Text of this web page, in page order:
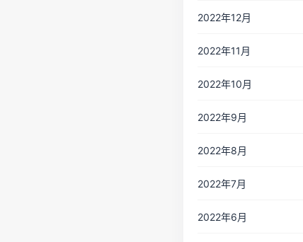
2022年12月
2022年11月
2022年10月
2022年9月
2022年8月
2022年7月
2022年6月